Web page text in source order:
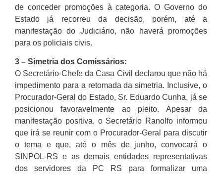
de conceder promoções à categoria. O Governo do
Estado já recorreu da decisão, porém, até a
manifestação do Judiciário, não haverá promoções
para os policiais civis.
3 – Simetria dos Comissários:
O Secretário-Chefe da Casa Civil declarou que não há
impedimento para a retomada da simetria. Inclusive, o
Procurador-Geral do Estado, Sr. Eduardo Cunha, já se
posicionou favoravelmente ao pleito. Apesar da
manifestação positiva, o Secretário Ranolfo informou
que irá se reunir com o Procurador-Geral para discutir
o tema e que, até o mês de junho, convocará o
SINPOL-RS e as demais entidades representativas
dos servidores da PC RS para formalizar uma